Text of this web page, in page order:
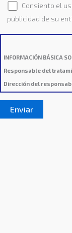
Consiento el
publicidad de su
INFORMACIÓN BÁSICA
Responsable del
Dirección del
nuestros servicios.
facilitarnos mediante la